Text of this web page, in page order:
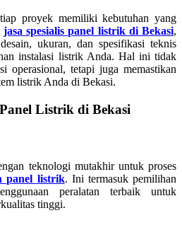
proyek memiliki kebutuhan yang
jasa spesialis panel listrik di Bekasi,
ukuran, dan spesifikasi teknis
instalasi listrik Anda. Hal ini tidak
operasional, tetapi juga memastikan
listrik Anda di Bekasi.
Listrik di Bekasi
teknologi mutakhir untuk proses
panel listrik. Ini termasuk pemilihan
peralatan terbaik untuk
tinggi.